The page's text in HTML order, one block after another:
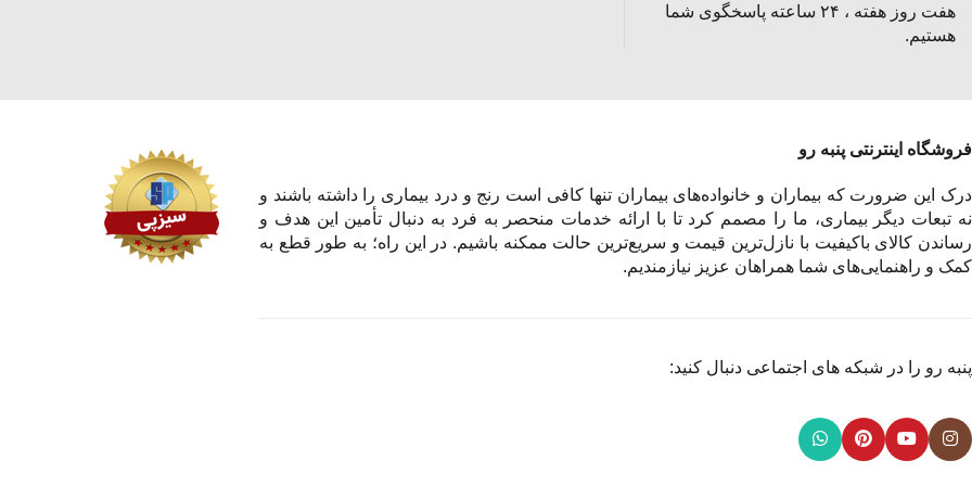
هفت روز هفته ، ۲۴ ساعته پاسخگوی شما
هستیم.
فروشگاه اینترنتی پنبه رو
درک این ضرورت که بیماران و خانواده‌های بیماران تنها کافی است رنج و درد بیماری را داشته باشند و
نه تبعات دیگر بیماری، ما را مصمم کرد تا با ارائه خدمات منحصر به فرد به دنبال تأمین این هدف و
رساندن کالای باکیفیت با نازل‌ترین قیمت و سریع‌ترین حالت ممکنه باشیم. در این راه؛ به طور قطع به
کمک و راهنمایی‌های شما همراهان عزیز نیازمندیم.
پنبه رو را در شبکه های اجتماعی دنبال کنید: